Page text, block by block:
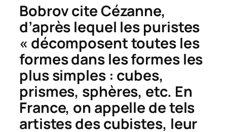
Bobrov cite Cézanne,
d’après lequel les puristes
« décomposent toutes les
formes dans les formes les
plus simples : cubes,
prismes, sphères, etc. En
France, on appelle de tels
artistes descubistes, leur